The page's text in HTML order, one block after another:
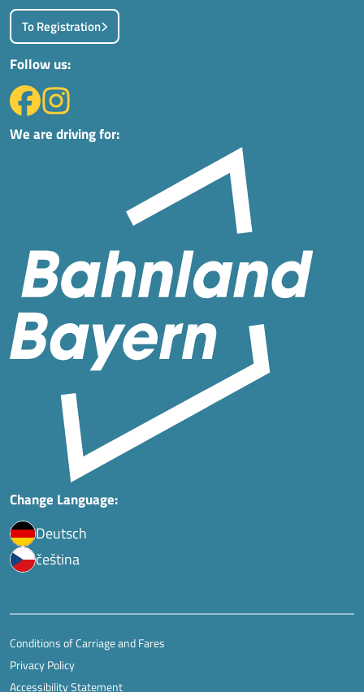
To Registration
Follow us:
We are driving for:
Change Language:
Deutsch
čeština
Conditions of Carriage and Fares
Privacy Policy
Accessibility Statement